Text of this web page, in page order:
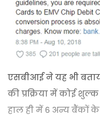
एसबीआई ने यह भी
की प्रक्रिया में कोई
हाल ही में 6 अन्य बैंकों